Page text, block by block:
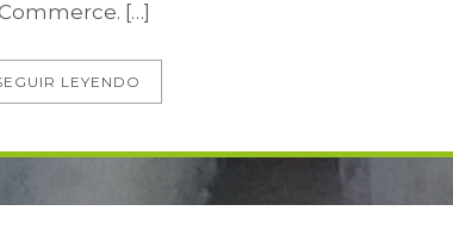
[…]
LEYENDO